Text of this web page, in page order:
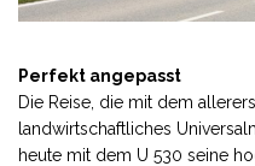
Perfekt angepasst
Die Reise, die mit dem
landwirtschaftliches
heute mit dem U 530 seine